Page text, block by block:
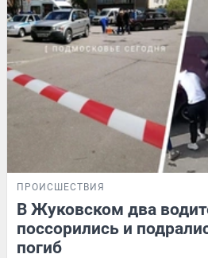
ПРОИСШЕСТВИЯ
В Жуковском два
поссорились и
погиб